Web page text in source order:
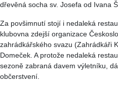
dřevěná socha sv. Josefa od Ivana
Za povšimnutí stojí i nedaleká
klubovna zdejší organizace
zahrádkářského svazu (Zahrádkáři
Domeček. A protože nedaleká
sezoně zabraná davem výletníku,
občerstvení.